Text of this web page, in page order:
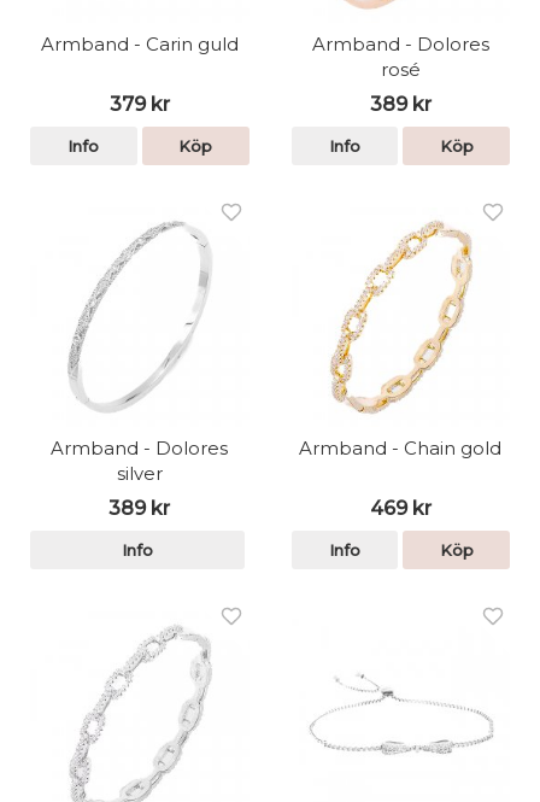
Armband - Carin guld
379 kr
Info Köp
Armband - Dolores
rosé
389 kr
Info Köp
Armband - Dolores
silver
389 kr
Info
Armband - Chain gold
469 kr
Info Köp